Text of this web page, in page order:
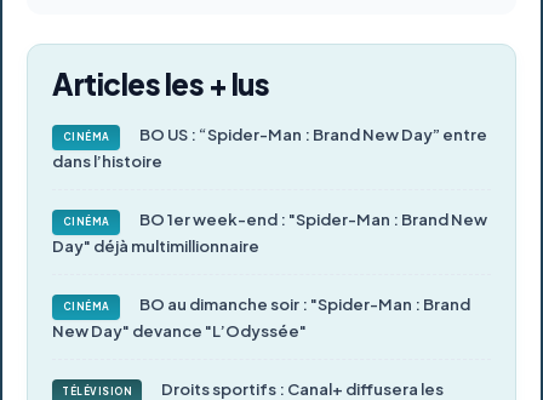
Articles les + lus
CINÉMA
BO US : “Spider-Man : Brand New Day” entre
dans l’histoire
CINÉMA
BO 1er week-end : "Spider-Man : Brand New
Day" déjà multimillionnaire
CINÉMA
BO au dimanche soir : "Spider-Man : Brand
New Day" devance "L’Odyssée"
TÉLÉVISION
Droits sportifs : Canal+ diffusera les